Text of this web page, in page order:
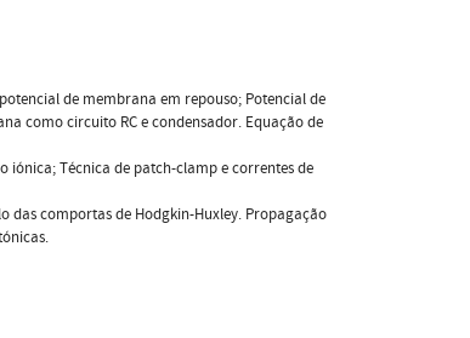
de membrana em repouso; Potencial de
como circuito RC e condensador. Equação de
Técnica de patch-clamp e correntes de
das comportas de Hodgkin-Huxley. Propagação